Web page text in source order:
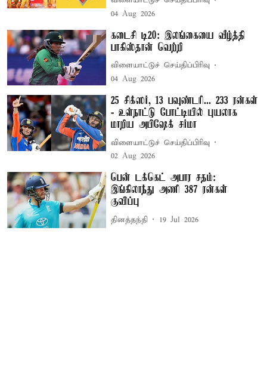
04 Aug 2026
கடைசி டி20: இலங்கையை வீழ்த்தி
பாகிஸ்தான் வெற்றி
விளையாட்டுச் செய்திப்பிரிவு
04 Aug 2026
25 சிக்ஸர், 13 பவுண்டரி... 233 ரன்கள்
- உள்நாட்டு போட்டியில் புயலாக
மாறிய அபிஷேக் சர்மா
விளையாட்டுச் செய்திப்பிரிவு
02 Aug 2026
பென் டக்கெட் அபார சதம்:
இங்கிலாந்து அணி 387 ரன்கள்
குவிப்பு
தினத்தந்தி 19 Jul 2026